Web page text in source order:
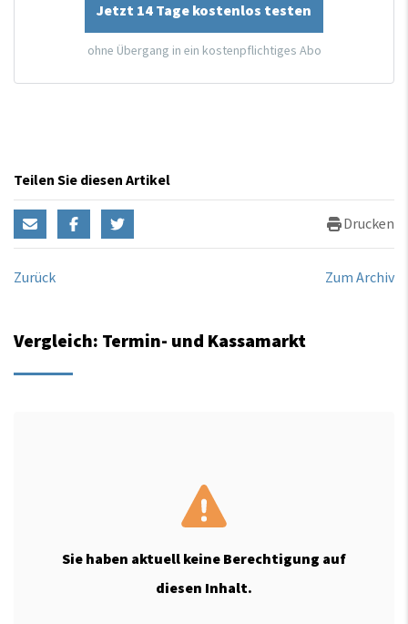
Jetzt 14 Tage kostenlos testen
ohne Übergang in ein kostenpflichtiges Abo
Teilen Sie diesen Artikel
Drucken
Zurück Zum Archiv
Vergleich: Termin- und Kassamarkt
Sie haben aktuell keine Berechtigung auf
diesen Inhalt.